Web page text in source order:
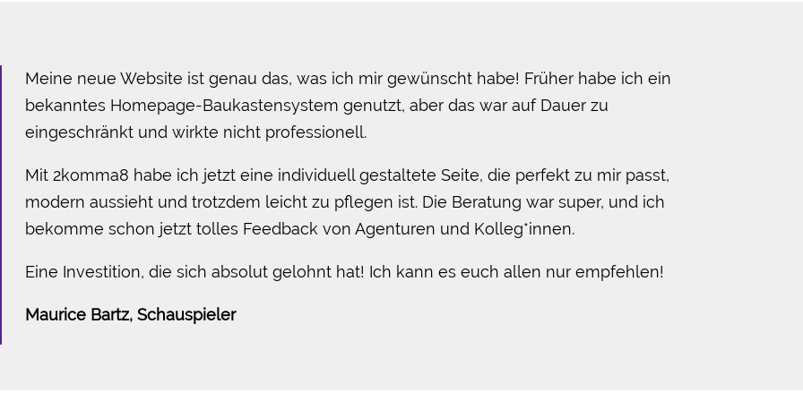
Meine neue Website ist genau das, was ich mir gewünscht habe! Früher habe ich ein
bekanntes Homepage-Baukastensystem genutzt, aber das war auf Dauer zu
eingeschränkt und wirkte nicht professionell.
Mit 2komma8 habe ich jetzt eine individuell gestaltete Seite, die perfekt zu mir passt,
modern aussieht und trotzdem leicht zu pflegen ist. Die Beratung war super, und ich
bekomme schon jetzt tolles Feedback von Agenturen und Kolleg*innen.
Eine Investition, die sich absolut gelohnt hat! Ich kann es euch allen nur empfehlen!
Maurice Bartz, Schauspieler